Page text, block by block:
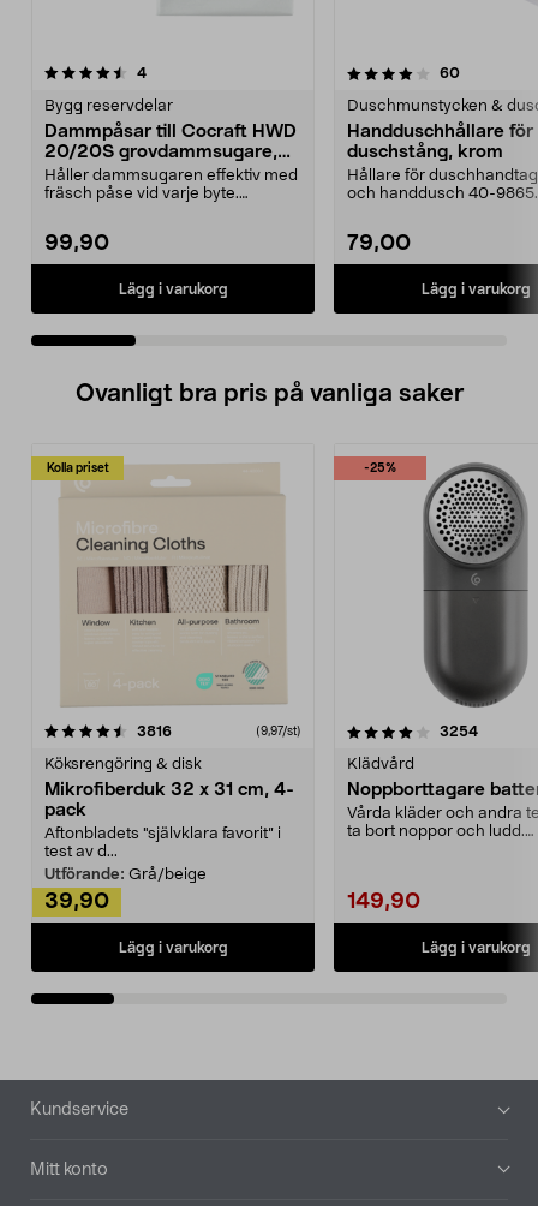
4recensioner
Bygg reservdelar
Dammpåsar till Cocraft HWD
20/20S grovdammsugare,
5-pack
Håller dammsugaren effektiv med
fräsch påse vid varje byte.
99,90
Lägg i varukorg
4.0 av 5 stjärnor 60
Duschmunstycken &
Handduschhållare
duschstång, krom
Hållare för
och handdusch 40-
79,00
Lägg i varukorg
4.0 av 5 stjärnor
Ovanligt bra pris på vanliga saker
Kolla priset
3816recensioner (9,97/st)
Köksrengöring & disk
Mikrofiberduk 32 x 31 cm, 4-
pack
Aftonbladets "självklara favorit” i
test av d...
Utförande: Grå/beige
39,90
Lägg i varukorg
-25%
4.0av 5 stjärnor 3254
Klädvård
Noppborttagare
Vårda kläder och andra
ta bort noppor och ludd.
149,90
Lägg i varukorg
4.5av 5 stjärnor
Sidfot
Kundservice
Mitt konto